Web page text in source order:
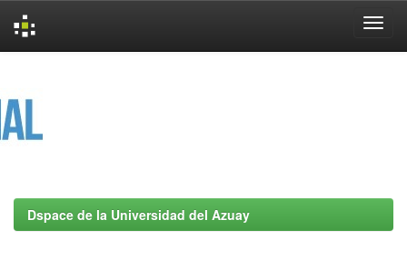
Dspace de la Universidad del Azuay